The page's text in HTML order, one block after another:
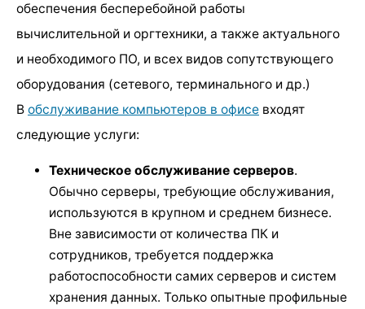
обеспечения бесперебойной работы
вычислительной и оргтехники, а также актуального
и необходимого ПО, и всех видов сопутствующего
оборудования (сетевого, терминального и др.)
В обслуживание компьютеров в офисе входят
следующие услуги:
Техническое обслуживание серверов.
Обычно серверы, требующие обслуживания,
используются в крупном и среднем бизнесе.
Вне зависимости от количества ПК и
сотрудников, требуется поддержка
работоспособности самих серверов и систем
хранения данных. Только опытные профильные